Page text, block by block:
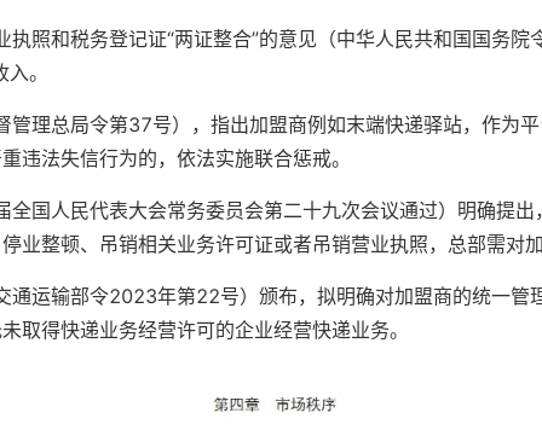
照和税务登记证“两证整合”的意见（中华人民共和国国务
。
理总局令第37号），指出加盟商例如末端快递驿站，作为
违法失信行为的，依法实施联合惩戒。
国人民代表大会常务委员会第二十九次会议通过）明确提
业整顿、吊销相关业务许可证或者吊销营业执照，总部需对
运输部令2023年第22号）颁布，拟明确对加盟商的统一管
取得快递业务经营许可的企业经营快递业务。